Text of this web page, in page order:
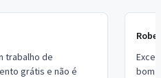
trabalho de
grátis e não é
bom